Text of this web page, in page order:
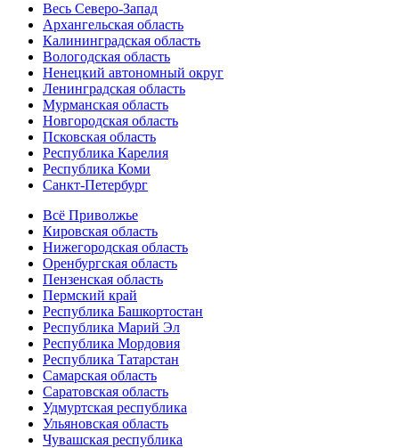
Весь Северо-Запад
Архангельская область
Калининградская область
Вологодская область
Ненецкий автономный округ
Ленинградская область
Мурманская область
Новгородская область
Псковская область
Республика Карелия
Республика Коми
Санкт-Петербург
Всё Приволжье
Кировская область
Нижегородская область
Оренбургская область
Пензенская область
Пермский край
Республика Башкортостан
Республика Марий Эл
Республика Мордовия
Республика Татарстан
Самарская область
Саратовская область
Удмуртская республика
Ульяновская область
Чувашская республика